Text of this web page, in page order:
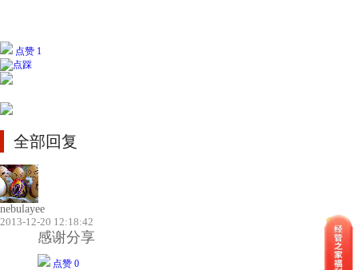
点赞 1
全部回复
nebulayee
2013-12-20 12:18:42
感谢分享
点赞 0